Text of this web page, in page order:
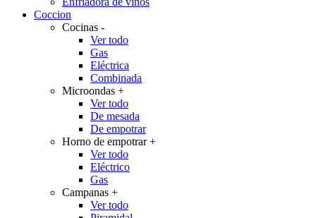
Coccion
Cocinas -
Ver todo
Gas
Eléctrica
Combinada
Microondas +
Ver todo
De mesada
De empotrar
Horno de empotrar+
Ver todo
Eléctrico
Gas
Campanas +
Ver todo